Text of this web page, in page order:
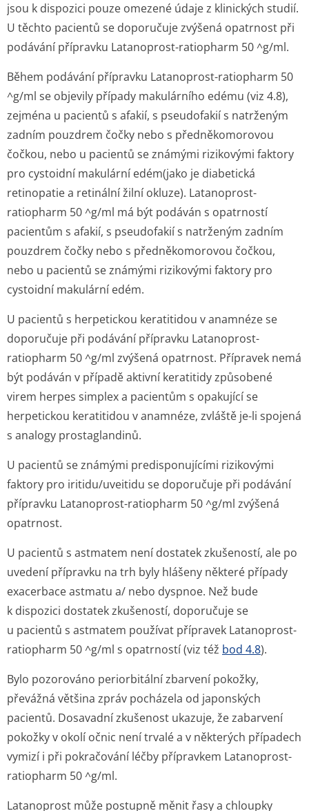
jsou k dispozici pouze omezené údaje z klinických studií.
U těchto pacientů se doporučuje zvýšená opatrnost při
podávání přípravku Latanoprost-ratiopharm 50 ^g/ml.
Během podávání přípravku Latanoprost-ratiopharm 50
^g/ml se objevily případy makulárního edému (viz 4.8),
zejména u pacientů s afakií, s pseudofakií s natrženým
zadním pouzdrem čočky nebo s předněkomorovou
čočkou, nebo u pacientů se známými rizikovými faktory
pro cystoidní makulární edém(jako je diabetická
retinopatie a retinální žilní okluze). Latanoprost-
ratiopharm 50 ^g/ml má být podáván s opatrností
pacientům s afakií, s pseudofakií s natrženým zadním
pouzdrem čočky nebo s předněkomorovou čočkou,
nebo u pacientů se známými rizikovými faktory pro
cystoidní makulární edém.
U pacientů s herpetickou keratitidou v anamnéze se
doporučuje při podávání přípravku Latanoprost-
ratiopharm 50 ^g/ml zvýšená opatrnost. Přípravek nemá
být podáván v případě aktivní keratitidy způsobené
virem herpes simplex a pacientům s opakující se
herpetickou keratitidou v anamnéze, zvláště je-li spojená
s analogy prostaglandinů.
U pacientů se známými predisponujícími rizikovými
faktory pro iritidu/uveitidu se doporučuje při podávání
přípravku Latanoprost-ratiopharm 50 ^g/ml zvýšená
opatrnost.
U pacientů s astmatem není dostatek zkušeností, ale po
uvedení přípravku na trh byly hlášeny některé případy
exacerbace astmatu a/ nebo dyspnoe. Než bude
k dispozici dostatek zkušeností, doporučuje se
u pacientů s astmatem používat přípravek Latanoprost-
ratiopharm 50 ^g/ml s opatrností (viz též bod 4.8).
Bylo pozorováno periorbitální zbarvení pokožky,
převážná většina zpráv pocházela od japonských
pacientů. Dosavadní zkušenost ukazuje, že zabarvení
pokožky v okolí očnic není trvalé a v některých případech
vymizí i při pokračování léčby přípravkem Latanoprost-
ratiopharm 50 ^g/ml.
Latanoprost může postupně měnit řasy a chloupky